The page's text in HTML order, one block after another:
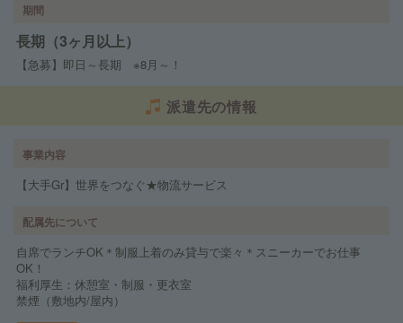
期間
長期（3ヶ月以上）
【急募】即日～長期 ※8月～！
派遣先の情報
事業内容
【大手Gr】世界をつなぐ★物流サービス
配属先について
自席でランチOK＊制服上着のみ貸与で楽々＊スニーカーでお仕事
OK！
福利厚生：休憩室・制服・更衣室
禁煙（敷地内/屋内）